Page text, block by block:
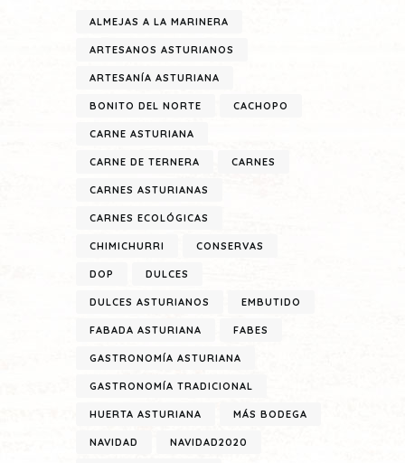
ALMEJAS A LA MARINERA
ARTESANOS ASTURIANOS
ARTESANÍA ASTURIANA
BONITO DEL NORTE CACHOPO
CARNE ASTURIANA
CARNE DE TERNERA CARNES
CARNES ASTURIANAS
CARNES ECOLÓGICAS
CHIMICHURRI CONSERVAS
DOP DULCES
DULCES ASTURIANOS EMBUTIDO
FABADA ASTURIANA FABES
GASTRONOMÍA ASTURIANA
GASTRONOMÍA TRADICIONAL
HUERTA ASTURIANA MÁS BODEGA
NAVIDAD NAVIDAD2020